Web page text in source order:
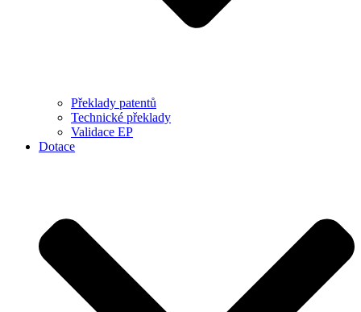
Překlady patentů
Technické překlady
Validace EP
Dotace